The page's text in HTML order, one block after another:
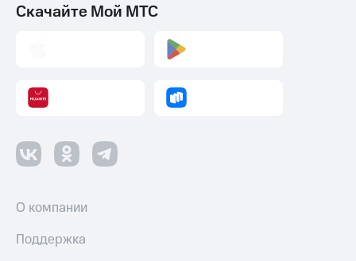
Скачайте Мой МТС
О компании
Поддержка